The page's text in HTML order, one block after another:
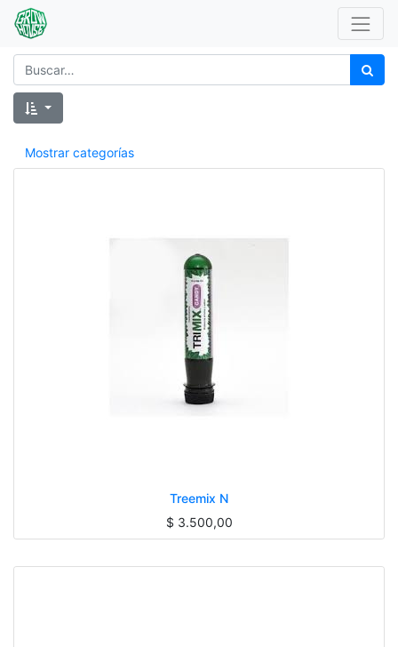
Mostrar categorías
Treemix N
$ 3.500,00